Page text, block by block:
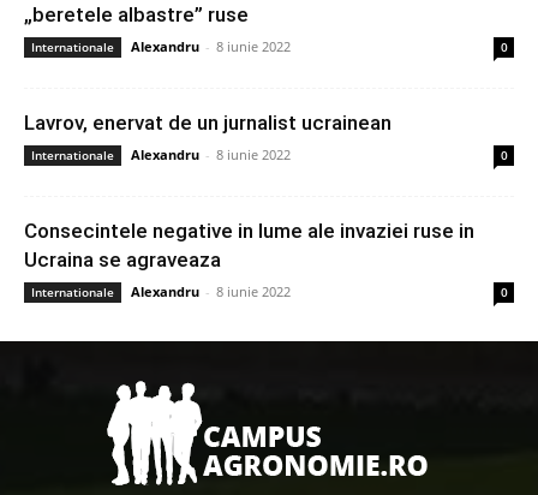
„beretele albastre” ruse
Internationale Alexandru - 8 iunie 2022 0
Lavrov, enervat de un jurnalist ucrainean
Internationale Alexandru - 8 iunie 2022 0
Consecintele negative in lume ale invaziei ruse in
Ucraina se agraveaza
Internationale Alexandru - 8 iunie 2022 0